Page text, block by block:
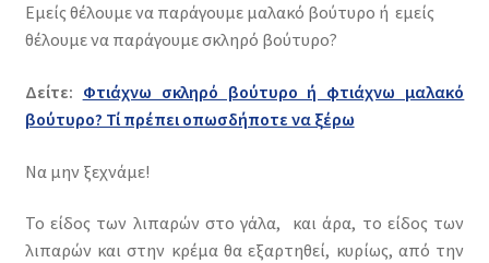
Εμείς θέλουμε να παράγουμε μαλακό βούτυρο ή εμείς
θέλουμε να παράγουμε σκληρό βούτυρο?
Δείτε: Φτιάχνω σκληρό βούτυρο ή φτιάχνω μαλακό
βούτυρο? Τί πρέπει οπωσδήποτε να ξέρω
Να μην ξεχνάμε!
Το είδος των λιπαρών στο γάλα, και άρα, το είδος των
λιπαρών και στην κρέμα θα εξαρτηθεί, κυρίως, από την